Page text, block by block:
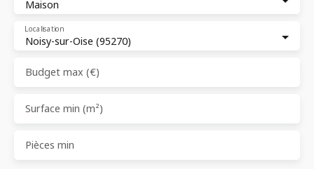
Maison
Noisy-sur-Oise (95270)
Localisation
Budget max (€)
Surface min (m²)
Pièces min